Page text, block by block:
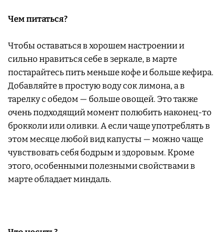
Чем питаться?
Чтобы оставаться в хорошем настроении и
сильно нравиться себе в зеркале, в марте
постарайтесь пить меньше кофе и больше кефира.
Добавляйте в простую воду сок лимона, а в
тарелку с обедом — больше овощей. Это также
очень подходящий момент полюбить наконец-то
брокколи или оливки. А если чаще употреблять в
этом месяце любой вид капусты — можно чаще
чувствовать себя бодрым и здоровым. Кроме
этого, особенными полезными свойствами в
марте обладает миндаль.